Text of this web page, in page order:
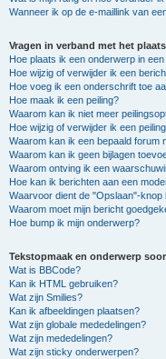
Wanneer ik op de e-maillink van
Vragen in verband met het
Hoe plaats ik een onderwerp in
Hoe wijzig of verwijder ik een
Hoe voeg ik een onderschrift toe
Hoe maak ik een peiling?
Waarom kan ik niet meer
Hoe wijzig of verwijder ik een
Waarom kan ik een bepaald forum
Waarom kan ik geen bijlagen
Waarom ontving ik een
Hoe kan ik berichten aan een
Waarvoor dient de "Opslaan"-
Waarom moet mijn bericht
Hoe bump ik mijn onderwerp?
Tekstopmaak en onderwerp
Wat is BBCode?
Kan ik HTML gebruiken?
Wat zijn Smilies?
Kan ik afbeeldingen plaatsen?
Wat zijn globale mededelingen?
Wat zijn mededelingen?
Wat zijn sticky onderwerpen?